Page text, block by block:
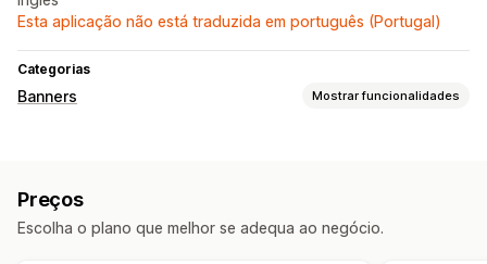
Esta aplicação não está traduzida em português (Portugal)
Categorias
Banners Mostrar funcionalidades
Preços
Escolha o plano que melhor se adequa ao negócio.